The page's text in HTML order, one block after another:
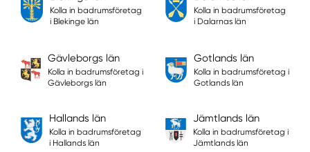
Kolla in badrumsföretag
i Blekinge län
Kolla in badrumsföretag
i Dalarnas län
Gävleborgs län
Kolla in badrumsföretag i
Gävleborgs län
Gotlands län
Kolla in badrumsföretag i
Gotlands län
Hallands län
Kolla in badrumsföretag
i Hallands län
Jämtlands län
Kolla in badrumsföretag i
Jämtlands län